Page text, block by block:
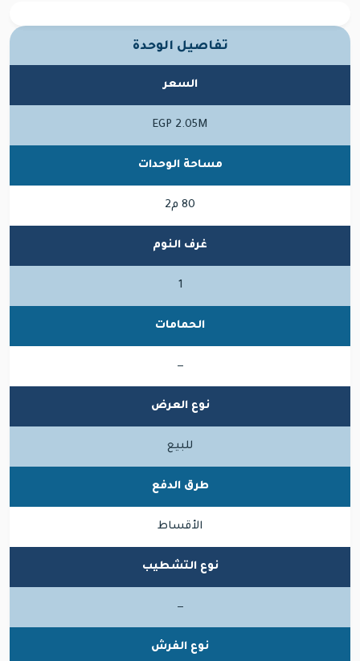
تفاصيل الوحدة
السعر
EGP 2.05M
مساحة الوحدات
80 م2
غرف النوم
1
الحمامات
—
نوع العرض
للبيع
طرق الدفع
الأقساط
نوع التشطيب
—
نوع الفرش